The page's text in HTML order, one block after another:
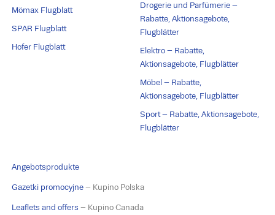
Mömax Flugblatt
SPAR Flugblatt
Hofer Flugblatt
Drogerie und Parfümerie –
Rabatte, Aktionsagebote,
Flugblätter
Elektro – Rabatte,
Aktionsagebote, Flugblätter
Möbel – Rabatte,
Aktionsagebote, Flugblätter
Sport – Rabatte, Aktionsagebote,
Flugblätter
Angebotsprodukte
Gazetki promocyjne – Kupino Polska
Leaflets and offers – Kupino Canada